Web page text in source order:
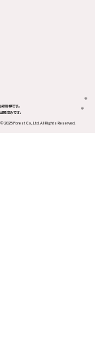
商標です。
願済みです。
®
®
© 2025 Forest Co., Ltd. All Rights Reserved.